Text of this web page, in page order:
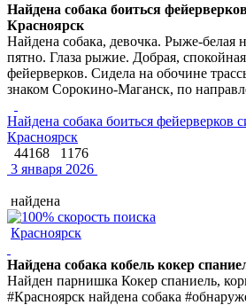
Найдена собака боиться
Красноярск
Найдена собака, девочка. Рыже-белая
пятно. Глаза рыжие. Добрая,
фейерверков. Сидела на обочине
знаком Сорокино-Маганск, по
Найдена собака боиться фейерверков
Красноярск
44168
1176
3 января 2026
найдена
Красноярск
Найдена собака кобель кокер
Найден парнишка Кокер спаниель,
#Красноярск найдена собака